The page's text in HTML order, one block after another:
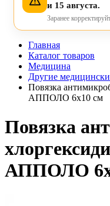
и 15 августа.
Заранее
Главная
Каталог товаров
Медицина
Другие
Повязка
АППОЛО 6х10 см
Повязка
АППОЛО